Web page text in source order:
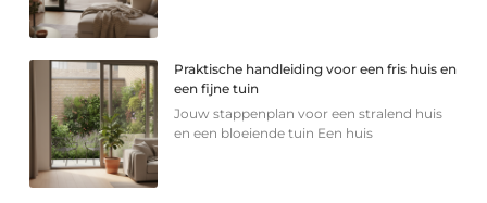
Praktische handleiding voor een fris huis en
een fijne tuin
Jouw stappenplan voor een stralend huis
en een bloeiende tuin Een huis